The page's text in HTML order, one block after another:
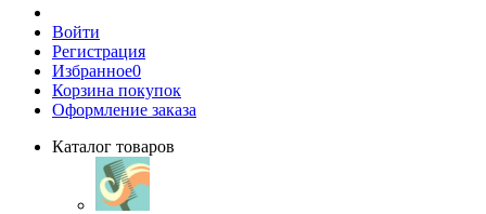
Войти
Регистрация
Избранное0
Корзина покупок
Оформление заказа
Каталог товаров